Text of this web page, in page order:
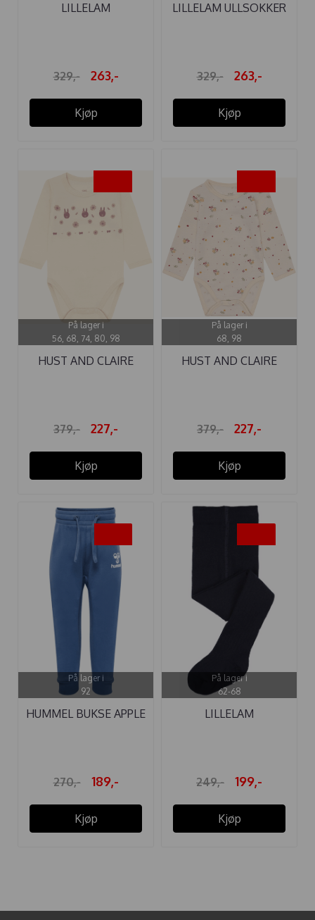
LILLELAM
329,- 263,-
Kjøp
LILLELAM ULLSOKKER
329,- 263,-
Kjøp
På lager i
56, 68, 74, 80, 98
HUST AND CLAIRE
379,- 227,-
Kjøp
På lager i
68, 98
HUST AND CLAIRE
379,- 227,-
Kjøp
På lager i
92
HUMMEL BUKSE APPLE
270,- 189,-
Kjøp
På lager i
62-68
LILLELAM
249,- 199,-
Kjøp